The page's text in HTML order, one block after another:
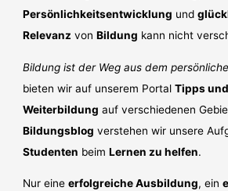
Persönlichkeitsentwicklung und
Relevanz vonBildung kann nicht
Bildung ist der Weg aus dem
bieten wir auf unserem PortalTipps
Weiterbildung auf verschiedenen
Bildungsblog verstehen wir unsere
Studenten beimLernen zu helfen.
Nur eineerfolgreiche Ausbildung, ein